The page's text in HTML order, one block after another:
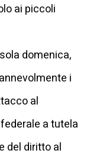
ai piccoli
domenica,
i
al
a tutela
del diritto al